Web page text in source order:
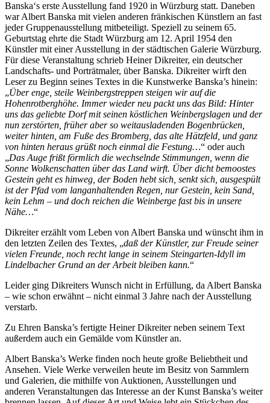
Banska‘s erste Ausstellung fand 1920 in Würzburg statt. Daneben
war Albert Banska mit vielen anderen fränkischen Künstlern an fast
jeder Gruppenausstellung mitbeteiligt. Speziell zu seinem 65.
Geburtstag ehrte die Stadt Würzburg am 12. April 1954 den
Künstler mit einer Ausstellung in der städtischen Galerie Würzburg.
Für diese Veranstaltung schrieb Heiner Dikreiter, ein deutscher
Landschafts- und Porträtmaler, über Banska. Dikreiter wirft den
Leser zu Beginn seines Textes in die Kunstwerke Banska’s hinein:
„Über enge, steile Weinbergstreppen steigen wir auf die
Hohenrotberghöhe. Immer wieder neu packt uns das Bild: Hinter
uns das geliebte Dorf mit seinen köstlichen Weinbergslagen und der
nun zerstörten, früher aber so weitausladenden Bogenbrücken,
weiter hinten, am Fuße des Bromberg, das alte Hätzfeld, und ganz
von hinten heraus grüßt noch einmal die Festung…“ oder auch
„Das Auge frißt förmlich die wechselnde Stimmungen, wenn die
Sonne Wolkenschatten über das Land wirft. Über dicht bemoostes
Gestein geht es hinweg, der Boden hebt sich, senkt sich, ausgespült
ist der Pfad vom langanhaltenden Regen, nur Gestein, kein Sand,
kein Lehm – und doch reichen die Weinberge fast bis in unsere
Nähe…“
Dikreiter erzählt vom Leben von Albert Banska und wünscht ihm in
den letzten Zeilen des Textes, „daß der Künstler, zur Freude seiner
vielen Freunde, noch recht lange in seinem Steingarten-Idyll im
Lindelbacher Grund an der Arbeit bleiben kann.“
Leider ging Dikreiters Wunsch nicht in Erfüllung, da Albert Banska
– wie schon erwähnt – nicht einmal 3 Jahre nach der Ausstellung
verstarb.
Zu Ehren Banska’s fertigte Heiner Dikreiter neben seinem Text
außerdem auch ein Gemälde vom Künstler an.
Albert Banska’s Werke finden noch heute große Beliebtheit und
Ansehen. Viele Werke verweilen heute im Besitz von Sammlern
und Galerien, die mithilfe von Auktionen, Ausstellungen und
anderen Veranstaltungen das Interesse an der Kunst Banska’s weiter